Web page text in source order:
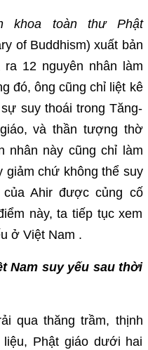
khoa toàn thư Phật
of Buddhism) xuất bản
12 nguyên nhân làm
đó, ông cũng chỉ liệt kê
suy thoái trong Tăng-
và thần tượng thờ
nhân này cũng chỉ làm
giảm chứ không thể suy
Ahir được củng cố
này, ta tiếp tục xem
ở Việt Nam .
Nam suy yếu sau thời
qua thăng trầm, thịnh
Phật giáo dưới hai